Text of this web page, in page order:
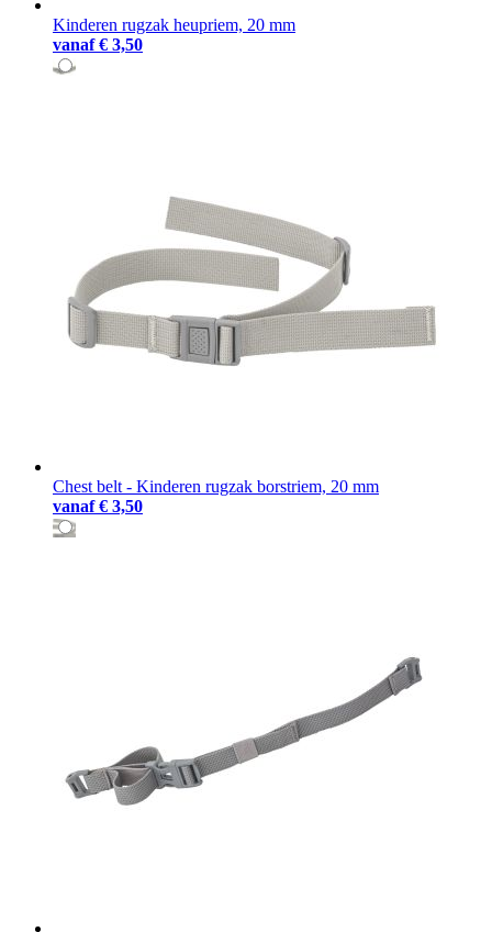
Kinderen rugzak heupriem, 20 mm
vanaf € 3,50
Chest belt - Kinderen rugzak borstriem, 20 mm
vanaf € 3,50